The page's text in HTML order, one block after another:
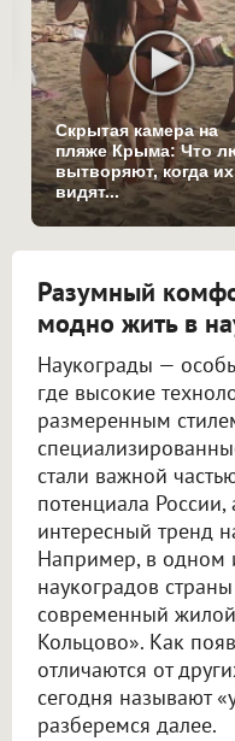
Скрытая камера на
пляже Крыма: Что
вытворяют, когда
видят...
Разумный
модно жить в
Наукограды —
где высокие
размеренным
стали важной
потенциала
интересный тренд
Например, в одном
наукоградов
современный
Кольцово». Как
отличаются от
сегодня называют
разберемся далее.